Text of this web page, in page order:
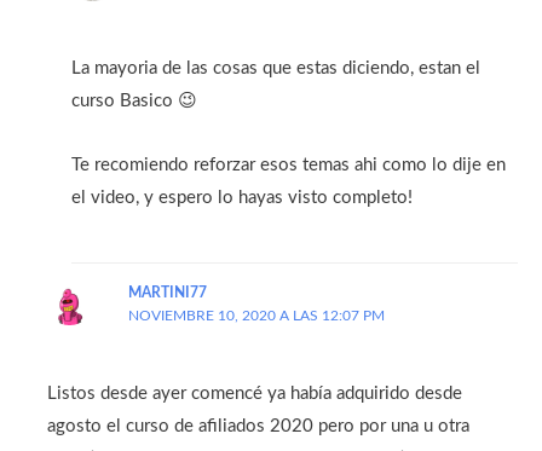
La mayoria de las cosas que estas diciendo, estan el
curso Basico 😉
Te recomiendo reforzar esos temas ahi como lo dije en
el video, y espero lo hayas visto completo!
MARTINI77
NOVIEMBRE 10, 2020 A LAS 12:07 PM
Listos desde ayer comencé ya había adquirido desde
agosto el curso de afiliados 2020 pero por una u otra